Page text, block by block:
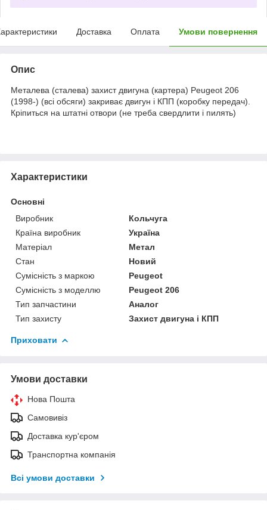
Доставка Оплата Умови повернення
Опис
Металева (сталева) захист двигуна (картера) Peugeot 206
(1998-) (всі обсяги) закриває двигун і КПП (коробку передач).
Кріпиться на штатні отвори (не треба свердлити і пилять)
Характеристики
Основні
Виробник
Кольчуга
Країна виробник
Україна
Матеріал
Метал
Стан
Новий
Сумісність з маркою
Peugeot
Сумісність з моделлю
Peugeot 206
Тип запчастини
Аналог
Тип захисту
Захист двигуна і КПП
Приховати
Умови доставки
Нова Пошта
Самовивіз
Доставка кур'єром
Транспортна компанія
Всі умови доставки